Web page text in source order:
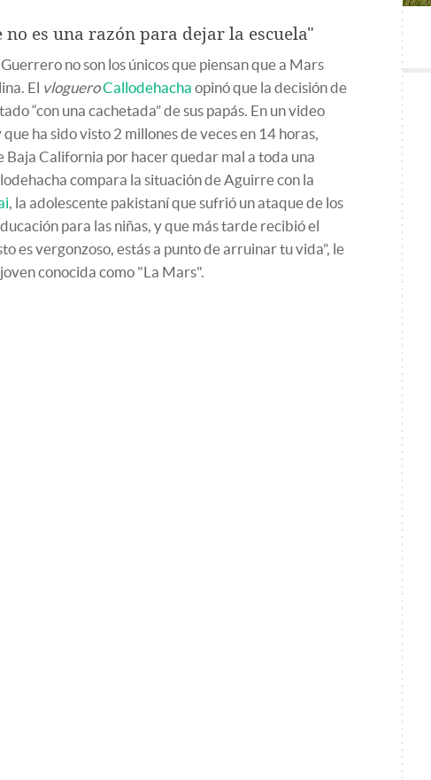
es una razón para dejar la escuela"
no son los únicos que piensan que a Mars
El vlogueroCallodehacha opinó que la decisión de
“con una cachetada” de sus papás. En un video
ha sido visto 2 millones de veces en 14 horas,
California por hacer quedar mal a toda una
compara la situación de Aguirre con la
, la adolescente pakistaní que sufrió un ataque de los
para las niñas, y que más tarde recibió el
es vergonzoso, estás a punto de arruinar tu vida”, le
conocida como "La Mars".